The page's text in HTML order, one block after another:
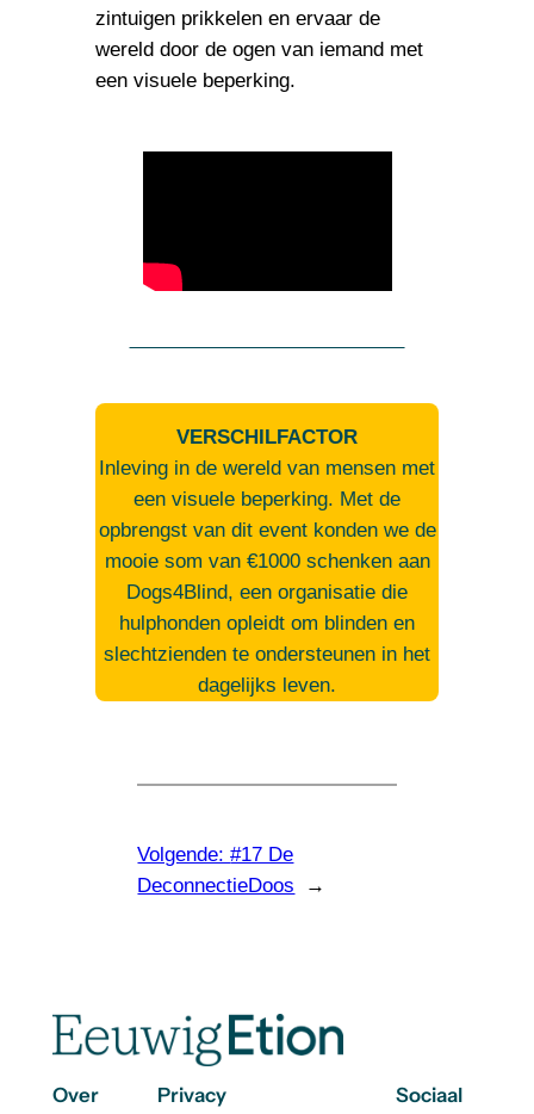
zintuigen prikkelen en ervaar de
wereld door de ogen van iemand met
een visuele beperking.
VERSCHILFACTOR
Inleving in de wereld van mensen met
een visuele beperking. Met de
opbrengst van dit event konden we de
mooie som van €1000 schenken aan
Dogs4Blind, een organisatie die
hulphonden opleidt om blinden en
slechtzienden te ondersteunen in het
dagelijks leven.
Volgende:#17 De
DeconnectieDoos
→
Over Privacy Sociaal